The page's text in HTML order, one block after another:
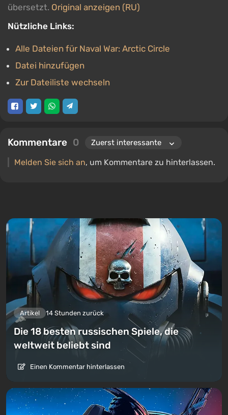
übersetzt. Original anzeigen (RU)
Nützliche Links:
Alle Dateien für Naval War: Arctic Circle
Datei hinzufügen
Zur Dateiliste wechseln
Kommentare 0
Melden Sie sich an, um Kommentare zu hinterlassen.
Artikel 14 Stunden zurück
Die 18 besten russischen Spiele, die
weltweit beliebt sind
Einen Kommentar hinterlassen